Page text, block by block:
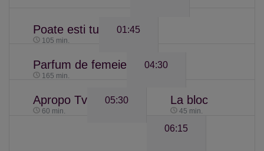
Poate esti tu
105 min.
01:45
Parfum de femeie
165 min.
04:30
Apropo Tv
60 min.
05:30 La bloc
45 min.
06:15